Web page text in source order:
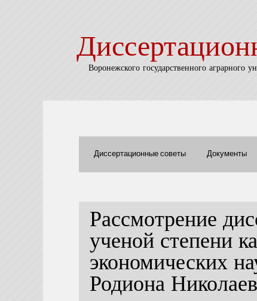
Воронежского государственного аграрного
Диссертационные советы Документы
Рассмотрение
ученой степени
экономических
Родиона